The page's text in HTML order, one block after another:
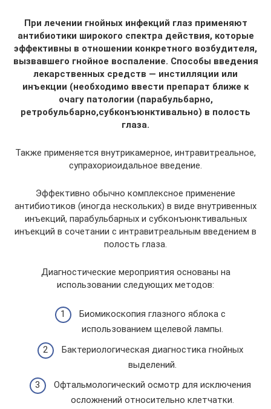
При лечении гнойных инфекций глаз применяют
антибиотики широкого спектра действия, которые
эффективны в отношении конкретного возбудителя,
вызвавшего гнойное воспаление. Способы введения
лекарственных средств — инстилляции или
инъекции (необходимо ввести препарат ближе к
очагу патологии (парабульбарно,
ретробульбарно,субконъюнктивально) в полость
глаза.
Также применяется внутрикамерное, интравитреальное,
супрахориоидальное введение.
Эффективно обычно комплексное применение
антибиотиков (иногда нескольких) в виде внутривенных
инъекций, парабульбарных и субконъюнктивальных
инъекций в сочетании с интравитреальным введением в
полость глаза.
Диагностические мероприятия основаны на
использовании следующих методов:
Биомикоскопия глазного яблока с
использованием щелевой лампы.
Бактериологическая диагностика гнойных
выделений.
Офтальмологический осмотр для исключения
осложнений относительно клетчатки.